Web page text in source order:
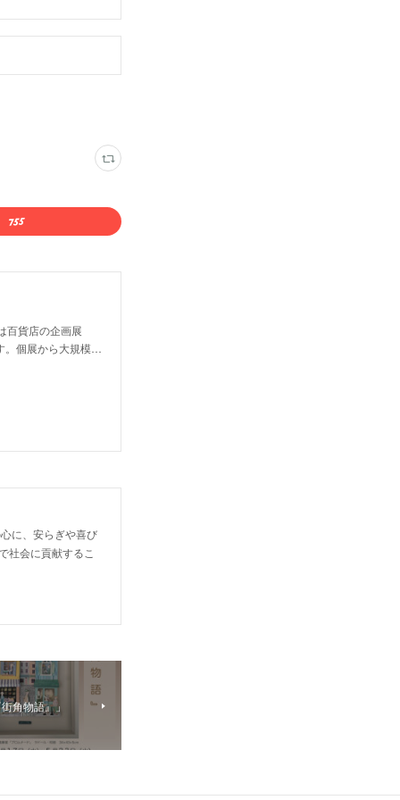
貨店の企画展
。個展から大規模…
に、安らぎや喜び
社会に貢献するこ
角物語』」